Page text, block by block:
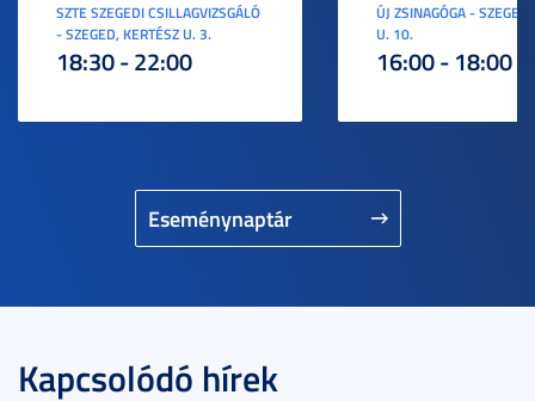
Eseménynaptár
SZTE SZEGEDI CSILLAGVIZSGÁLÓ
- SZEGED, KERTÉSZ U. 3.
18:30 - 22:00
ÚJ ZSINAGÓGA -
U. 10.
16:00 - 18:00
Kapcsolódó hírek